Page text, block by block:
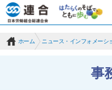
ホーム ニュース・インフォメーシ
事